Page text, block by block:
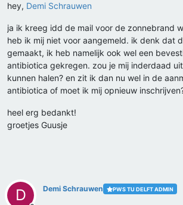
hey, Demi Schrauwen
ja ik kreeg idd de mail voor de zonnebrand
heb ik mij niet voor aangemeld. ik denk dat
gemaakt, ik heb namelijk ook wel een
antibiotica gekregen. zou je mij inderdaad
kunnen halen? en zit ik dan nu wel in de
antibiotica of moet ik mij opnieuw
heel erg bedankt!
groetjes Guusje
D Demi Schrauwen PWS TU DELFT ADMIN